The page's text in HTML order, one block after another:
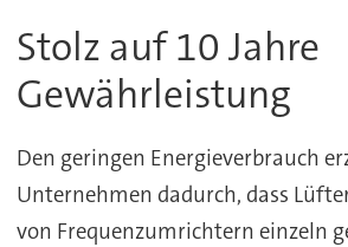
Stolz auf 10 Jahre
Gewährleistung
Den geringen Energieverbrauch
Unternehmen dadurch, dass
von Frequenzumrichtern einzeln